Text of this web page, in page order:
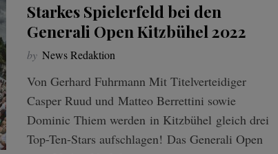
Starkes Spielerfeld bei den
Generali Open Kitzbühel 2022
by News Redaktion
Von Gerhard Fuhrmann Mit Titelverteidiger
Casper Ruud und Matteo Berrettini sowie
Dominic Thiem werden in Kitzbühel gleich drei
Top-Ten-Stars aufschlagen! Das Generali Open